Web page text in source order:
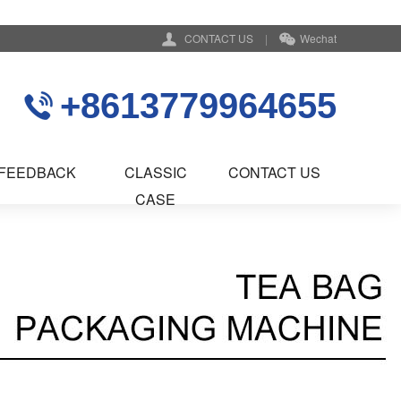
CONTACT US | Wechat
+8613779964655
CLASSIC
CASE
CONTACT US